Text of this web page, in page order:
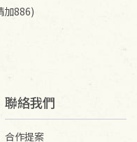
加886)
聯絡我們
合作提案